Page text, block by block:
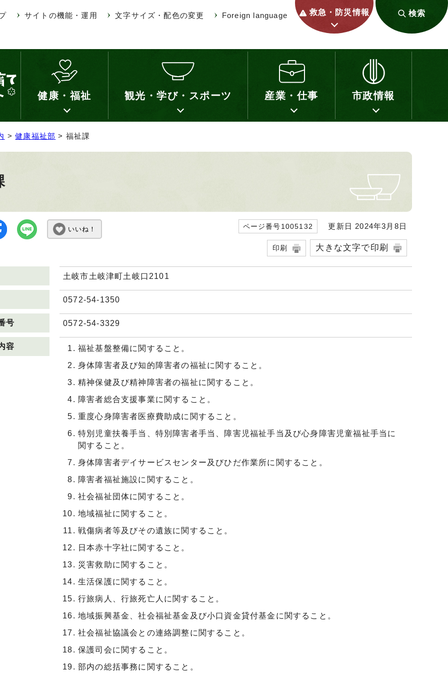
サイトの機能・運用 文字サイズ・配色の変更 Foreign language 救急・防災情報 検索
健康・福祉 観光・学び・スポーツ 産業・仕事 市政情報
>健康福祉部 > 福祉課
いいね！ ページ番号1005132 更新日 2024年3月8日
印刷 大きな文字で印刷
土岐市土岐津町土岐口2101
0572-54-1350
号 0572-54-3329
容
福祉基盤整備に関すること。
身体障害者及び知的障害者の福祉に関すること。
精神保健及び精神障害者の福祉に関すること。
障害者総合支援事業に関すること。
重度心身障害者医療費助成に関すること。
特別児童扶養手当、特別障害者手当、障害児福祉手当及び心身障害児童福祉手当に
関すること。
身体障害者デイサービスセンター及びひだ作業所に関すること。
障害者福祉施設に関すること。
社会福祉団体に関すること。
地域福祉に関すること。
戦傷病者等及びその遺族に関すること。
日本赤十字社に関すること。
災害救助に関すること。
生活保護に関すること。
行旅病人、行旅死亡人に関すること。
地域振興基金、社会福祉基金及び小口資金貸付基金に関すること。
社会福祉協議会との連絡調整に関すること。
保護司会に関すること。
部内の総括事務に関すること。